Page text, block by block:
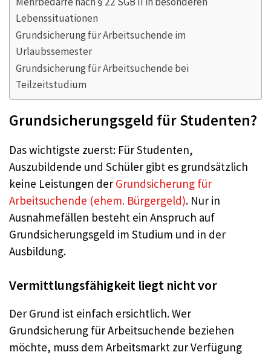
Lebenssituationen
Grundsicherung für Arbeitsuchende im
Urlaubssemester
Grundsicherung für Arbeitsuchende bei
Teilzeitstudium
Grundsicherungsgeld für Studenten?
Das wichtigste zuerst: Für Studenten,
Auszubildende und Schüler gibt es grundsätzlich
keine Leistungen der Grundsicherung für
Arbeitsuchende (ehem. Bürgergeld). Nur in
Ausnahmefällen besteht ein Anspruch auf
Grundsicherungsgeld im Studium und in der
Ausbildung.
Vermittlungsfähigkeit liegt nicht vor
Der Grund ist einfach ersichtlich. Wer
Grundsicherung für Arbeitsuchende beziehen
möchte, muss dem Arbeitsmarkt zur Verfügung